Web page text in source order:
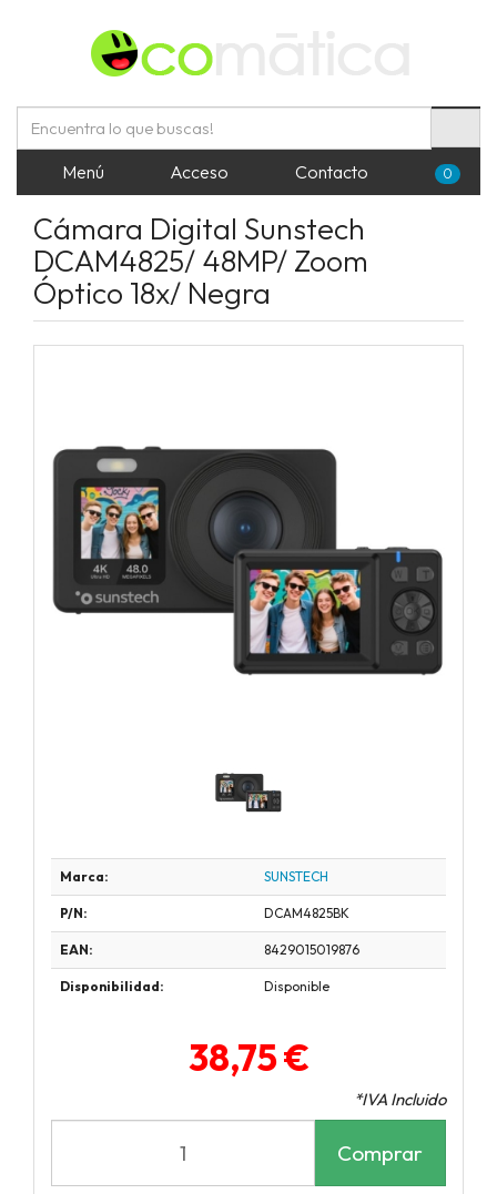
Menú Acceso Contacto 0
Cámara Digital Sunstech
DCAM4825/ 48MP/ Zoom
Óptico 18x/ Negra
Marca: SUNSTECH
P/N: DCAM4825BK
EAN: 8429015019876
Disponibilidad: Disponible
38,75 €
*IVA Incluido
Comprar